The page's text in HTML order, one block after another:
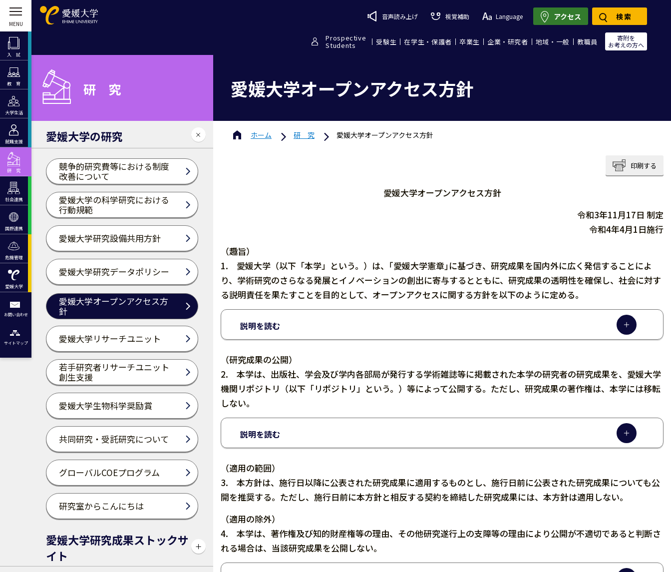
入 試
教 育
大学生活
就職支援
研 究
社会連携
国際連携
危機管理
愛媛大学
お問い合わせ
サイトマップ
音声読み上げ 視覚補助 Language
Prospective
Students 受験生 在学生・保護者 卒業生 企業・研究者 地域・一般 教職員
寄附を
お考えの方へ
アクセス 検索
研 究 愛媛大学オープンアクセス方針
愛媛大学の研究
競争的研究費等における制度
改善について
愛媛⼤学の科学研究における
⾏動規範
愛媛大学研究設備共用方針
愛媛大学研究データポリシー
愛媛大学オープンアクセス方
針
愛媛大学リサーチユニット
若手研究者リサーチユニット
創生支援
愛媛大学生物科学奨励賞
共同研究・受託研究について
グローバルCOEプログラム
研究室からこんにちは
愛媛大学研究成果ストックサ
イト
ホーム 研 究 愛媛大学オープンアクセス方針
印刷する
愛媛大学オープンアクセス方針
令和3年11月17日 制定
令和4年4月1日施行
（趣旨）
1. 愛媛大学（以下「本学」という。）は、｢愛媛大学憲章｣に基づき、研究成果を国内外に広く発信することによ
り、学術研究のさらなる発展とイノベーションの創出に寄与するとともに、研究成果の透明性を確保し、社会に対す
る説明責任を果たすことを目的として、オープンアクセスに関する方針を以下のように定める。
説明を読む
（研究成果の公開）
2. 本学は、出版社、学会及び学内各部局が発行する学術雑誌等に掲載された本学の研究者の研究成果を、愛媛大学
機関リポジトリ（以下「リポジトリ」という。）等によって公開する。ただし、研究成果の著作権は、本学には移転
しない。
説明を読む
（適用の範囲）
3. 本方針は、施行日以降に公表された研究成果に適用するものとし、施行日前に公表された研究成果についても公
開を推奨する。ただし、施行日前に本方針と相反する契約を締結した研究成果には、本方針は適用しない。
（適用の除外）
4. 本学は、著作権及び知的財産権等の理由、その他研究遂行上の支障等の理由により公開が不適切であると判断さ
れる場合は、当該研究成果を公開しない。